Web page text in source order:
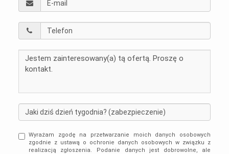
Wyrażam zgodę na przetwarzanie moich danych osobowych
zgodnie z ustawą o ochronie danych osobowych w związku z
realizacją zgłoszenia. Podanie danych jest dobrowolne, ale